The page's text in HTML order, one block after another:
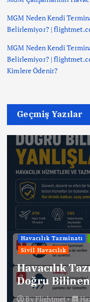
MGM Neden Kendi
Belirlemiyor? |
MGM Neden Kendi
Belirlemiyor? |
Kimlere Ödenir?
Geçmiş Yazılar
Havacılık Tazminatı
Sivil Havacılık
Havacılık
Doğru
ByFlightmet